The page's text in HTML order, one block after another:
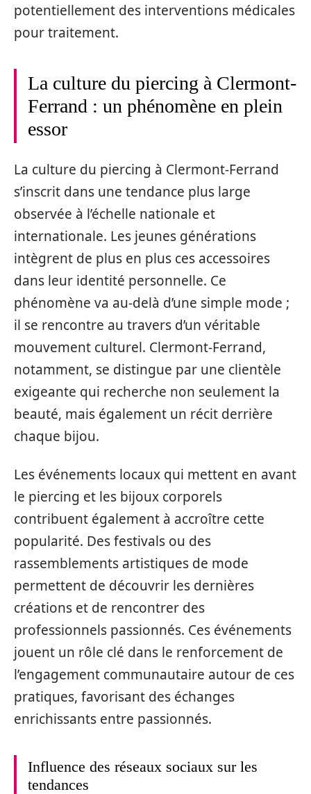
potentiellement des interventions médicales
pour traitement.
La culture du piercing à Clermont-
Ferrand : un phénomène en plein
essor
La culture du piercing à Clermont-Ferrand
s’inscrit dans une tendance plus large
observée à l’échelle nationale et
internationale. Les jeunes générations
intègrent de plus en plus ces accessoires
dans leur identité personnelle. Ce
phénomène va au-delà d’une simple mode ;
il se rencontre au travers d’un véritable
mouvement culturel. Clermont-Ferrand,
notamment, se distingue par une clientèle
exigeante qui recherche non seulement la
beauté, mais également un récit derrière
chaque bijou.
Les événements locaux qui mettent en avant
le piercing et les bijoux corporels
contribuent également à accroître cette
popularité. Des festivals ou des
rassemblements artistiques de mode
permettent de découvrir les dernières
créations et de rencontrer des
professionnels passionnés. Ces événements
jouent un rôle clé dans le renforcement de
l’engagement communautaire autour de ces
pratiques, favorisant des échanges
enrichissants entre passionnés.
Influence des réseaux sociaux sur les
tendances